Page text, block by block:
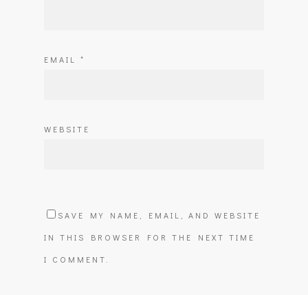
EMAIL *
WEBSITE
SAVE MY NAME, EMAIL, AND WEBSITE
IN THIS BROWSER FOR THE NEXT TIME
I COMMENT.